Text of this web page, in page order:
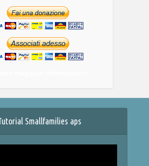
Smallfamilies aps